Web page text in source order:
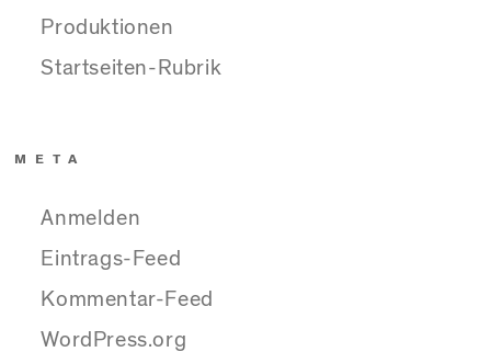
Produktionen
Startseiten-Rubrik
META
Anmelden
Eintrags-Feed
Kommentar-Feed
WordPress.org